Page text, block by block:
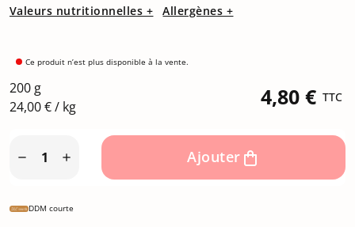
Valeurs nutritionnelles +
Allergènes +
Ce produit n’est plus disponible à la vente.
200 g
24,00 € / kg
4,80 € TTC
  Ajouter
DDM courte